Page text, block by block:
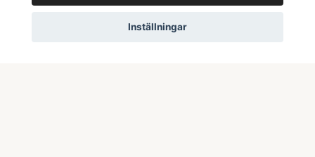
Inställningar